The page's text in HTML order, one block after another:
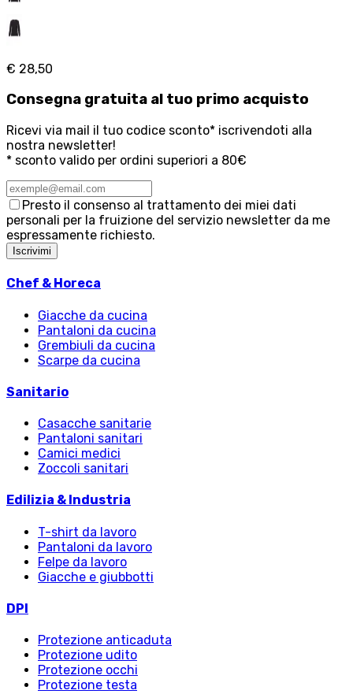
€ 28,50
Consegna gratuita al tuo primo acquisto
Ricevi via mail il tuo codice sconto* iscrivendoti alla
nostra newsletter!
* sconto valido per ordini superiori a 80€
Presto il consenso al trattamento dei miei dati
personali per la fruizione del servizio newsletter da me
espressamente richiesto.
Iscrivimi
Chef & Horeca
Giacche da cucina
Pantaloni da cucina
Grembiuli da cucina
Scarpe da cucina
Sanitario
Casacche sanitarie
Pantaloni sanitari
Camici medici
Zoccoli sanitari
Edilizia & Industria
T-shirt da lavoro
Pantaloni da lavoro
Felpe da lavoro
Giacche e giubbotti
DPI
Protezione anticaduta
Protezione udito
Protezione occhi
Protezione testa